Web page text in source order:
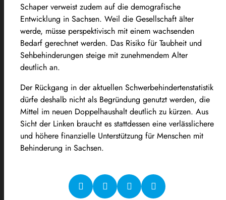
Schaper verweist zudem auf die demografische
Entwicklung in Sachsen. Weil die Gesellschaft älter
werde, müsse perspektivisch mit einem wachsenden
Bedarf gerechnet werden. Das Risiko für Taubheit und
Sehbehinderungen steige mit zunehmendem Alter
deutlich an.
Der Rückgang in der aktuellen Schwerbehindertenstatistik
dürfe deshalb nicht als Begründung genutzt werden, die
Mittel im neuen Doppelhaushalt deutlich zu kürzen. Aus
Sicht der Linken braucht es stattdessen eine verlässlichere
und höhere finanzielle Unterstützung für Menschen mit
Behinderung in Sachsen.